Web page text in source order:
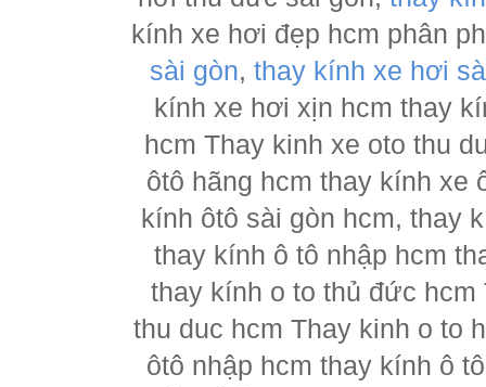
kính xe hơi đẹp hcm phân
sài gòn, thay kính xe hơi
kính xe hơi xịn hcm thay
hcm Thay kinh xe oto thu
ôtô hãng hcm thay kính xe
kính ôtô sài gòn hcm, thay
thay kính ô tô nhập hcm
thay kính o to thủ đức
thu duc hcm Thay kinh o to
ôtô nhập hcm thay kính ô